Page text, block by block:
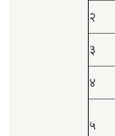
२
३
४
५